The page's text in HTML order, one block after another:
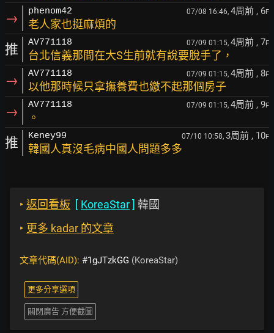
→ phenom42 07/08 16:46, 4周前 , 6F
老人家也挺麻煩的
推 AV771118 07/09 01:15, 4周前 , 7F
台北信義那間在大S生前就有說要脫手了，
→ AV771118 07/09 01:15, 4周前 , 8F
以他那時候只拿撫養費也繳不起那個房子
→ AV771118 07/09 01:15, 4周前 , 9F
。
推 Keney99 07/10 10:58, 3周前 , 10F
韓國人真沒毛病中國人問題多多
‣ 返回看板 [ KoreaStar] 韓國
‣ 更多 kadar 的文章
文章代碼(AID): #1gJTzkGG (KoreaStar)
更多分享選項
關閉廣告 方便截圖